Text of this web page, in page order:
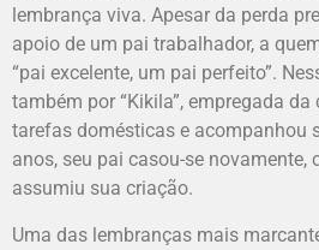
lembrança viva. Apesar da perda
apoio de um pai trabalhador, a
“pai excelente, um pai perfeito”.
também por “Kikila”, empregada
tarefas domésticas e acompanhou
anos, seu pai casou-se novamente,
assumiu sua criação.
Uma das lembranças mais